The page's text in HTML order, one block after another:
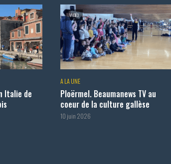
Italie de
VIDÉO
A LA UNE
Ploërmel. Beaumanews TV au
coeur de la culture gallèse
10 juin 2026